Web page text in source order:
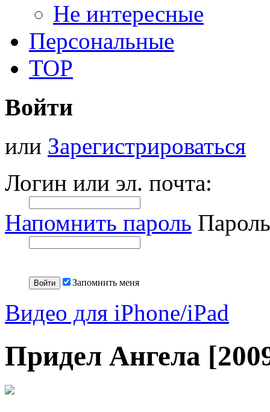
Не интересные
Персональные
TOP
Войти
или Зарегистрироваться
Логин или эл. почта:
Напомнить пароль
Запомнить меня
Видео для iPhone/iPad
Придел Ангела